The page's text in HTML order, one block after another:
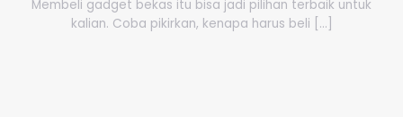
Membeli gadget bekas itu bisa jadi pilihan terbaik untuk
kalian. Coba pikirkan, kenapa harus beli [...]